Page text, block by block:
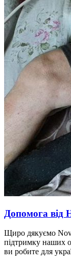
Допомога від
Щиро дякуємо
підтримку наших
ви робите для